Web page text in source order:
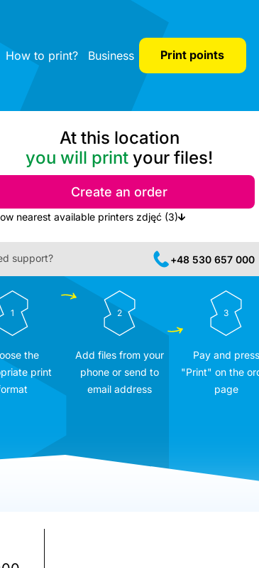
How to print? Business Print points
At this location
you will print your files!
Create an order
Show nearest available printers zdjęć (3)
support? +48 530 657 000
1
the
print
2
Add files from your
phone or send to
email address
3
Pay and press
"Print" on the
page